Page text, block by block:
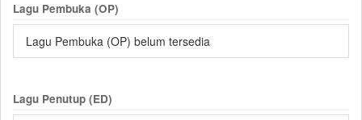
Lagu Pembuka (OP)
Lagu Pembuka (OP) belum tersedia
Lagu Penutup (ED)